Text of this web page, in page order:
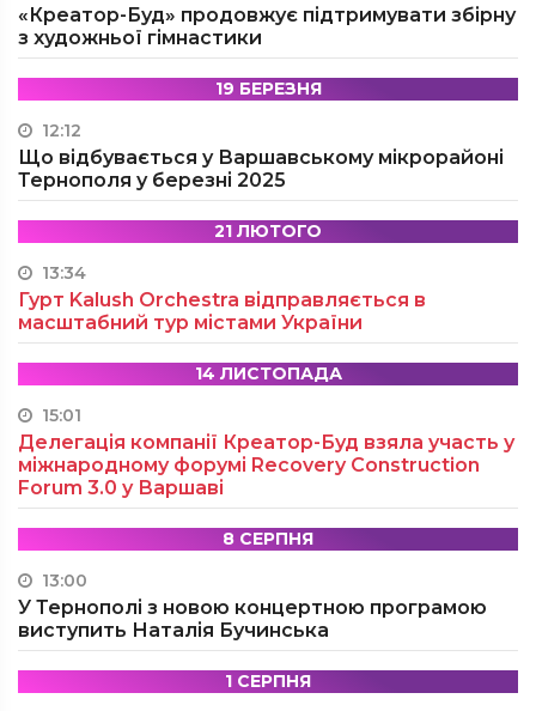
«Креатор-Буд» продовжує підтримувати збірну
з художньої гімнастики
19 БЕРЕЗНЯ
12:12
Що відбувається у Варшавському мікрорайоні
Тернополя у березні 2025
21 ЛЮТОГО
13:34
Гурт Kalush Orchestra відправляється в
масштабний тур містами України
14 ЛИСТОПАДА
15:01
Делегація компанії Креатор-Буд взяла участь у
міжнародному форумі Recovery Construction
Forum 3.0 у Варшаві
8 СЕРПНЯ
13:00
У Тернополі з новою концертною програмою
виступить Наталія Бучинська
1 СЕРПНЯ